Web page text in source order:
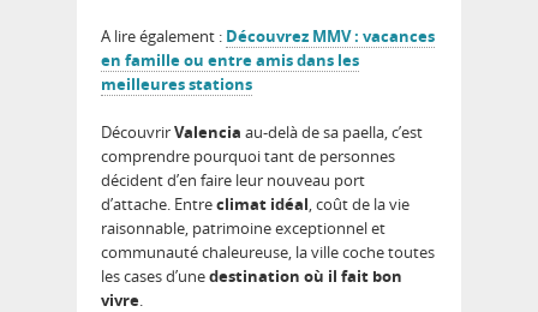
A lire également : Découvrez MMV : vacances
en famille ou entre amis dans les
meilleures stations
DécouvrirValencia au-delà de sa paella, c’est
comprendre pourquoi tant de personnes
décident d’en faire leur nouveau port
d’attache. Entreclimat idéal, coût de la vie
raisonnable, patrimoine exceptionnel et
communauté chaleureuse, la ville coche toutes
les cases d’unedestination où il fait bon
vivre.